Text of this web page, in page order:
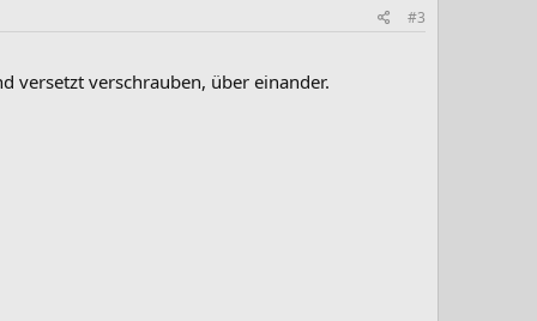
#3
versetzt verschrauben, über einander.